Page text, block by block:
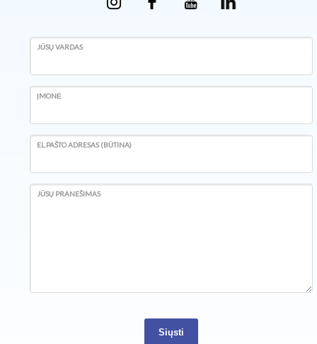
JŪSŲ VARDAS
ĮMONĖ
EL.PAŠTO ADRESAS (BŪTINA)
JŪSŲ PRANEŠIMAS
Siųsti